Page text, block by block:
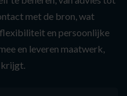
met de bron, wat
en persoonlijke
en leveren maatwerk,